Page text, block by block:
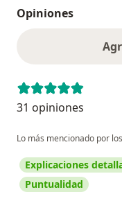
Opiniones
31 opiniones
Lo más mencionado por
Explicaciones
Puntualidad